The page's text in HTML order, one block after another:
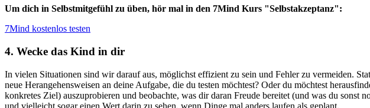
Um dich in Selbstmitgefühl zu üben, hör mal in den 7Mind Kurs "Selbstakzeptanz":
7Mind kostenlos testen
4. Wecke das Kind in dir
In vielen Situationen sind wir darauf aus, möglichst effizient zu sein und Fehler zu vermeiden.
neue Herangehensweisen an deine Aufgabe, die du testen möchtest? Oder du möchtest
konkretes Ziel) auszuprobieren und beobachte, was dir daran Freude bereitet (und was du
und vielleicht sogar einen Wert darin zu sehen, wenn Dinge mal anders laufen als geplant.